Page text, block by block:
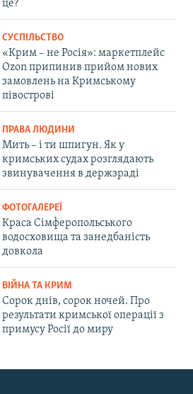
це?
СУСПІЛЬСТВО
«Крим – не Росія»: маркетплейс
Ozon припинив прийом нових
замовлень на Кримському
півострові
ПРАВА ЛЮДИНИ
Мить – і ти шпигун. Як у
кримських судах розглядають
звинувачення в держзраді
ФОТОГАЛЕРЕЇ
Краса Сімферопольського
водосховища та занедбаність
довкола
ВІЙНА ТА КРИМ
Сорок днів, сорок ночей. Про
результати кримської операції з
примусу Росії до миру